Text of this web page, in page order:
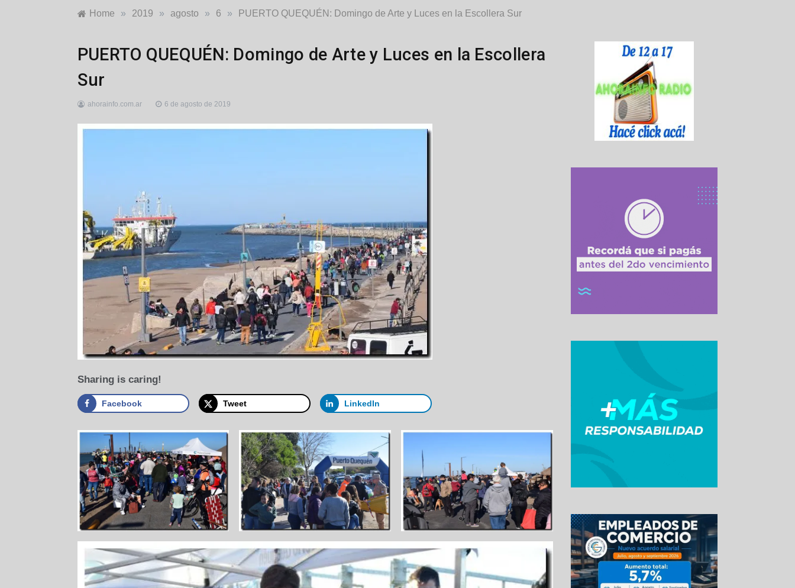
Home » 2019 » agosto » 6 » PUERTO QUEQUÉN: Domingo de Arte y Luces en la Escollera Sur
Generales ,
Locales ,
Puerto
Quequén
PUERTO QUEQUÉN: Domingo de Arte y Luces en la Escollera
Sur
ahorainfo.com.ar 6 de agosto de 2019
Sharing is caring!
Facebook Tweet LinkedIn